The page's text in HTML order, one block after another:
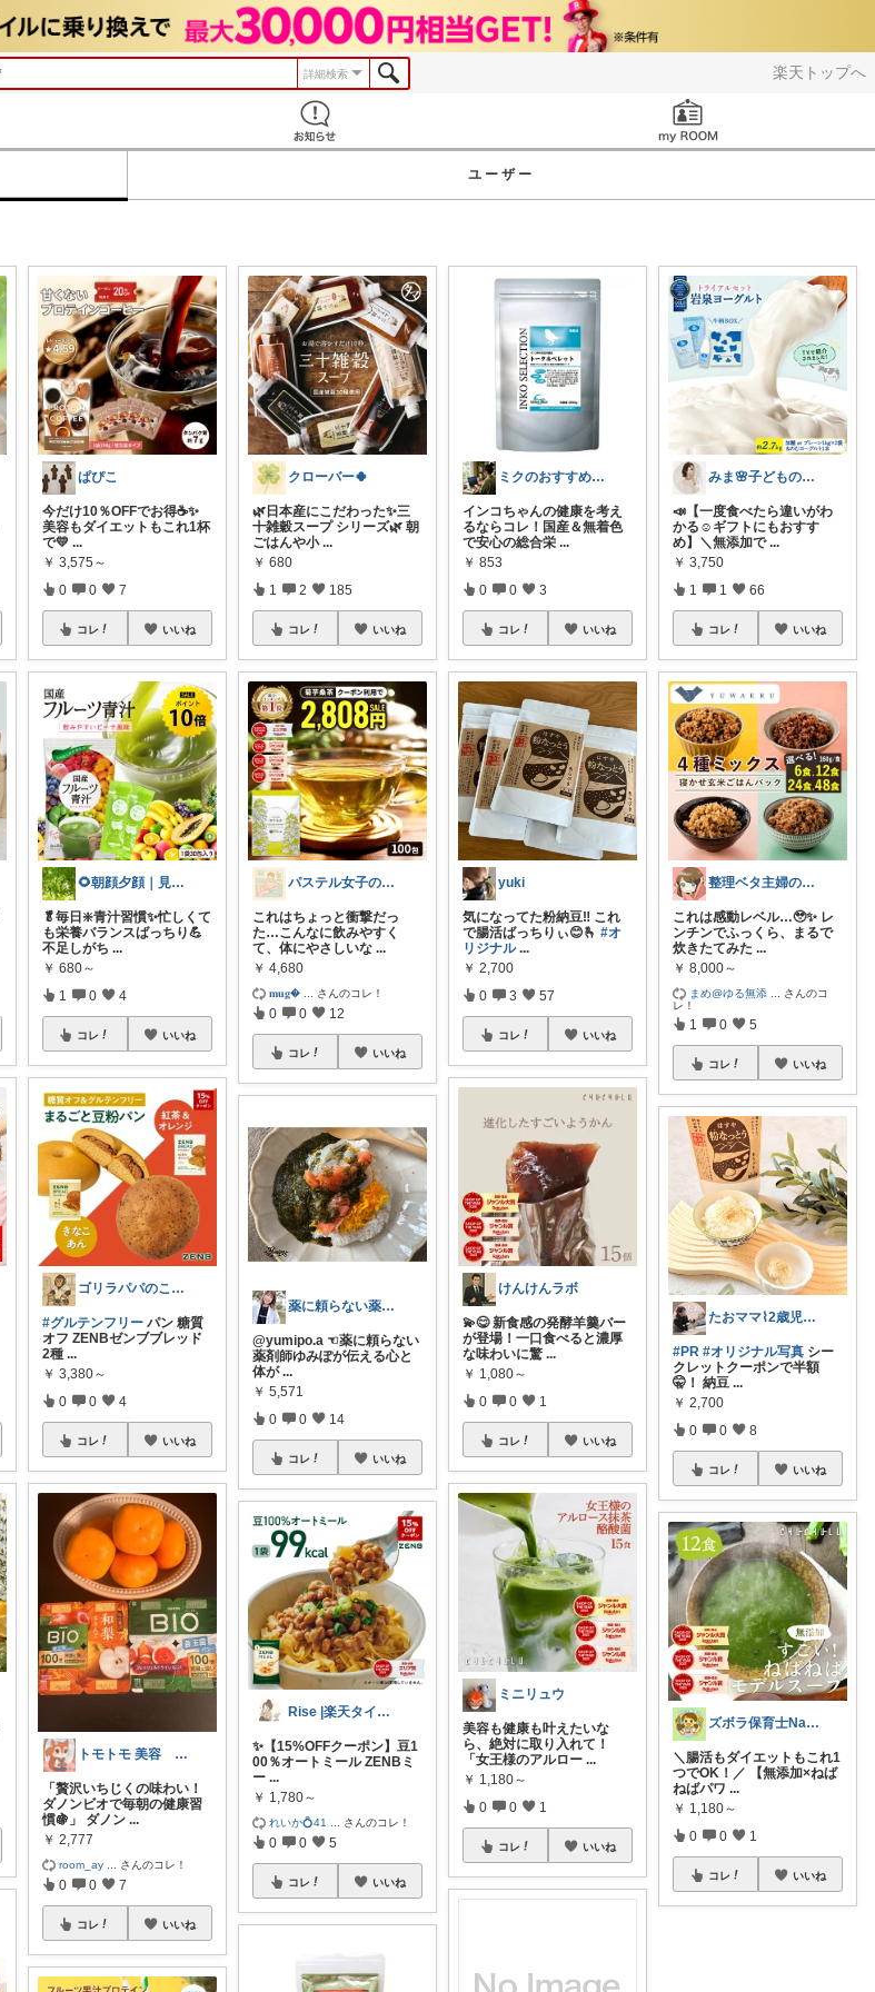
楽天トップへ
詳細検索
ユーザー
ぱぴこ
今だけ10％OFFでお得☕️✨
美容もダイエットもこれ1杯
で💛 ...
￥ 3,575～
0 0 7
コレ いいね
🌻朝顔夕顔｜見て下さり有難う🫧
🥬毎日❇️青汁習慣✨忙しくて
も栄養バランスばっちり💪
不足しがち ...
￥ 680～
1 0 4
コレ いいね
ゴリラパパのこれイチ推し【厳選】
#グルテンフリー パン 糖質
オフ ZENBゼンブブレッド
2種 ...
￥ 3,380～
0 0 4
コレ いいね
トモトモ 美容 食品 子育てルーム
「贅沢いちじくの味わい！
ダノンビオで毎朝の健康習
慣🍇」 ダノン ...
￥ 2,777
room_ay さんのコレ！
0 0 7
コレ いいね
クローバー🍀
🌿日本産にこだわった✨三
十雑穀スープ シリーズ🌿 朝
ごはんや小 ...
￥ 680
1 2 185
コレ いいね
パステル女子の丁寧な暮らし🌸
これはちょっと衝撃だっ
た…こんなに飲みやすく
て、体にやさしいな ...
￥ 4,680
𝐦𝐮𝐠 さんのコレ！
0 0 12
コレ いいね
薬に頼らない薬剤師yumipo👩‍⚕️
@yumipo.a ☜薬に頼らない
薬剤師ゆみぽが伝える心と
体が ...
￥ 5,571
0 0 14
コレ いいね
Rise |楽天タイムセールお得情報
✨【15%OFFクーポン】豆1
00％オートミール ZENBミ
ー ...
￥ 1,780～
れいか💍41 さんのコレ！
0 0 5
コレ いいね
ミクのおすすめ商品
インコちゃんの健康を考え
るならコレ！国産＆無着色
で安心の総合栄 ...
￥ 853
0 0 3
コレ いいね
yuki
気になってた粉納豆‼️ これ
で腸活ばっちりぃ😊🫰#オ
リジナル ...
￥ 2,700
0 3 57
コレ いいね
けんけんラボ
💫😋 新食感の発酵羊羹バー
が登場！一口食べると濃厚
な味わいに驚 ...
￥ 1,080～
0 0 1
コレ いいね
ミニリュウ
美容も健康も叶えたいな
ら、絶対に取り入れて！
「女王様のアルロー ...
￥ 1,180～
0 0 1
コレ いいね
みま🌸子どものいる暮らし
📣【一度食べたら違いがわ
かる☺️ギフトにもおすす
め】＼無添加で ...
￥ 3,750
1 1 66
コレ いいね
整理ベタ主婦の家事ラクROOM
これは感動レベル…🥹✨ レ
ンチンでふっくら、まるで
炊きたてみた ...
￥ 8,000～
まめ@ゆる無添
さんのコ
レ！
1 0 5
コレ いいね
たおママ⌇2歳児ママの爆買いグッズ
#PR #オリジナル写真 シー
クレットクーポンで半額
🤫！ 納豆 ...
￥ 2,700
0 0 8
コレ いいね
ズボラ保育士Nappy
＼腸活もダイエットもこれ1
つでOK！／ 【無添加×ねば
ねばパワ ...
￥ 1,180～
0 0 1
コレ いいね